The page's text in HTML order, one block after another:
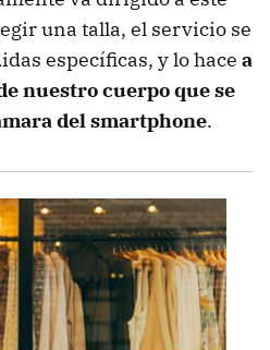
una talla, el servicio se
específicas, y lo hace a
nuestro cuerpo que se
del smartphone.